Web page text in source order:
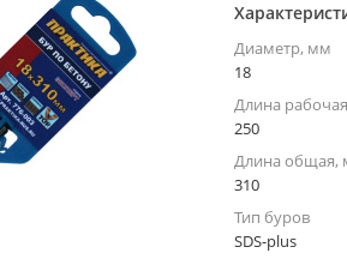
Диаметр, мм
18
Длина
250
Длина общая,
310
Тип буров
SDS-plus